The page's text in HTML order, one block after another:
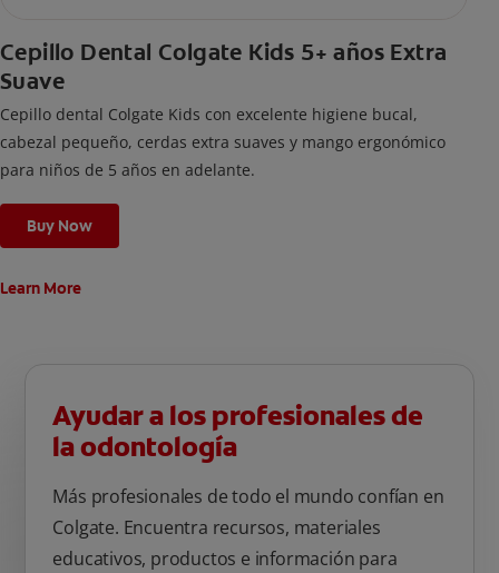
Cepillo Dental Colgate Kids 5+ años Extra
Suave
Cepillo dental Colgate Kids con excelente higiene bucal,
cabezal pequeño, cerdas extra suaves y mango ergonómico
para niños de 5 años en adelante.
Buy Now
Learn More
Ayudar a los profesionales de
la odontología
Más profesionales de todo el mundo confían en
Colgate. Encuentra recursos, materiales
educativos, productos e información para